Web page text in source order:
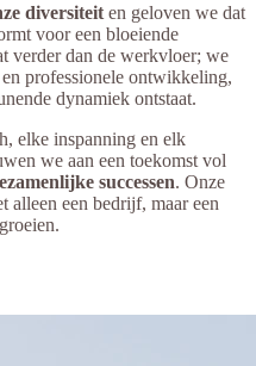
diversiteit en geloven we dat
voor een bloeiende
verder dan de werkvloer; we
professionele ontwikkeling,
dynamiek ontstaat.
elke inspanning en elk
we aan een toekomst vol
successen. Onze
alleen een bedrijf, maar een